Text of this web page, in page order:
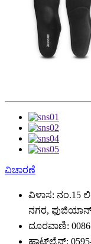
ವಿಚಾರಣೆ
ವಿಳಾಸ: ನಂ.15
ನಗರ, ಫುಜಿಯಾನ್
ದೂರವಾಣಿ:
ಹಾಟ್‌ಲೈನ್: